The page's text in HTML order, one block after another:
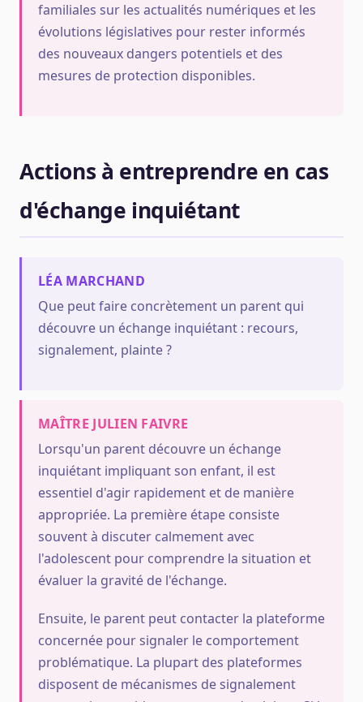
familiales sur les actualités numériques et les
évolutions législatives pour rester informés
des nouveaux dangers potentiels et des
mesures de protection disponibles.
Actions à entreprendre en cas
d'échange inquiétant
LÉA MARCHAND
Que peut faire concrètement un parent qui
découvre un échange inquiétant : recours,
signalement, plainte ?
MAÎTRE JULIEN FAIVRE
Lorsqu'un parent découvre un échange
inquiétant impliquant son enfant, il est
essentiel d'agir rapidement et de manière
appropriée. La première étape consiste
souvent à discuter calmement avec
l'adolescent pour comprendre la situation et
évaluer la gravité de l'échange.
Ensuite, le parent peut contacter la plateforme
concernée pour signaler le comportement
problématique. La plupart des plateformes
disposent de mécanismes de signalement